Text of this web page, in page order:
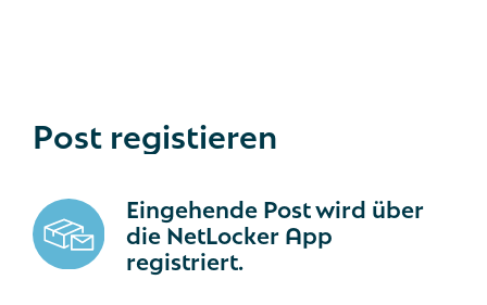
Post registieren
Eingehende Post wird über
die NetLocker App
registriert.